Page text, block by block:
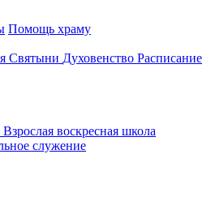
Помощь храму
Святыни Духовенство Расписание
Взрослая воскресная школа
служение